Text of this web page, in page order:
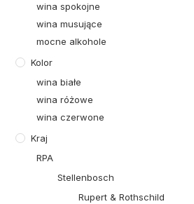
wina spokojne
wina musujące
mocne alkohole
Kolor
wina białe
wina różowe
wina czerwone
Kraj
RPA
Stellenbosch
Rupert & Rothschild